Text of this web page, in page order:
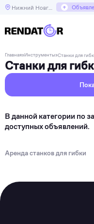
Нижний Новгород +
Главная»Инструменты»Станки для
Станки для
В данной категории по
доступных объявлений.
Аренда станков для гибки